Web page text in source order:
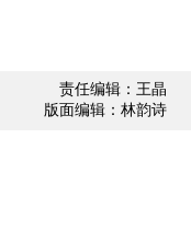
责任编辑：王晶
版面编辑：林韵诗